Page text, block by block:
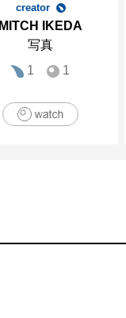
creator
MITCH IKEDA
写真
1
1